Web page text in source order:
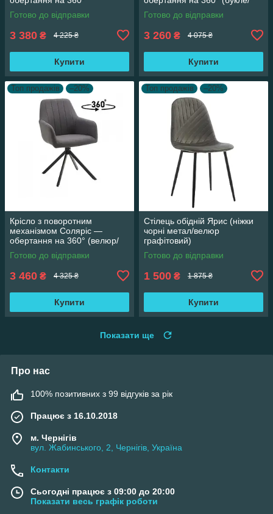
(мікрофібра/сірий вінтаж)
Готово до відправки
3 380 ₴ 4 225 ₴
Купити
бежевий)
Готово до відправки
3 260 ₴ 4 075 ₴
Купити
Топ продажів –20%
Крісло з поворотним
механізмом Соляріс —
обертання на 360° (велюр/
сірий)
Готово до відправки
3 460 ₴ 4 325 ₴
Купити
Топ продажів –20%
Стілець обідній Ярис (ніжки
чорні метал/велюр
графітовий)
Готово до відправки
1 500 ₴ 1 875 ₴
Купити
Показати ще
Про нас
100% позитивних з 99 відгуків за рік
Працює з 16.10.2018
м. Чернігів
вул. Жабинського, 2, Чернігів, Україна
Контакти
Сьогодні працює з 09:00 до 20:00
Показати весь графік роботи